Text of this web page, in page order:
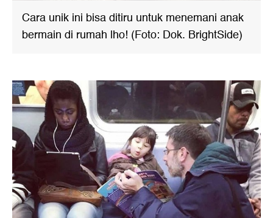
Cara unik ini bisa ditiru untuk menemani anak
bermain di rumah lho! (Foto: Dok. BrightSide)